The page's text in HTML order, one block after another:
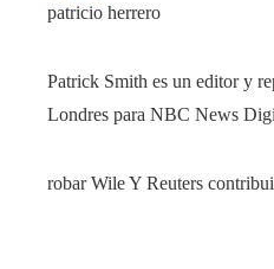
patricio herrero
Patrick Smith es un editor y
Londres para NBC News
robar Wile Y Reuters